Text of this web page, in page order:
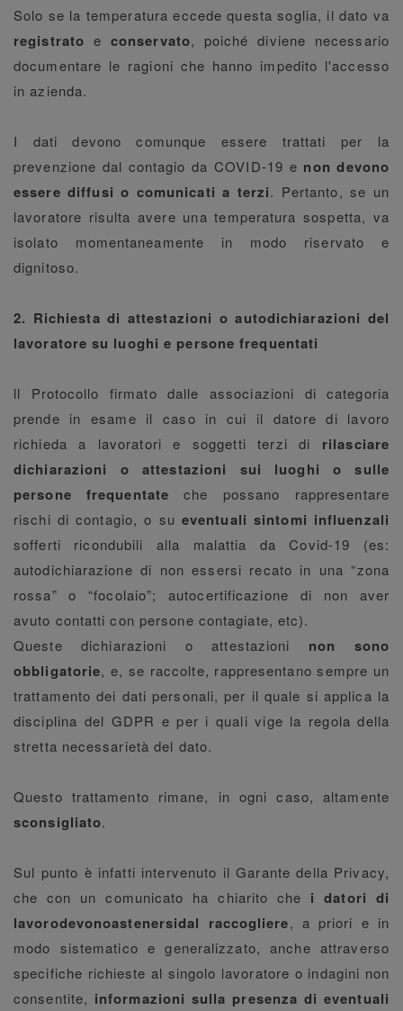
Solo se la temperatura eccede questa soglia, il dato va
registrato e conservato, poiché diviene necessario
documentare le ragioni che hanno impedito l'accesso
in azienda.
I dati devono comunque essere trattati per la
prevenzione dal contagio da COVID-19 e non devono
essere diffusi o comunicati a terzi. Pertanto, se un
lavoratore risulta avere una temperatura sospetta, va
isolato momentaneamente in modo riservato e
dignitoso.
2. Richiesta di attestazioni o autodichiarazioni del
lavoratore su luoghi e persone frequentati
ll Protocollo firmato dalle associazioni di categoria
prende in esame il caso in cui il datore di lavoro
richieda a lavoratori e soggetti terzi di rilasciare
dichiarazioni o attestazioni sui luoghi o sulle
persone frequentateche possano rappresentare
rischi di contagio, o su eventuali sintomi influenzali
sofferti ricondubili alla malattia da Covid-19 (es:
autodichiarazione di non essersi recato in una “zona
rossa” o “focolaio”; autocertificazione di non aver
avuto contatti con persone contagiate, etc).
Queste dichiarazioni o attestazioni non sono
obbligatorie, e, se raccolte, rappresentano sempre un
trattamento dei dati personali, per il quale si applica la
disciplina del GDPR e per i quali vige la regola della
stretta necessarietà del dato.
Questo trattamento rimane, in ogni caso, altamente
sconsigliato.
Sul punto è infatti intervenuto il Garante della Privacy,
che con un comunicato ha chiarito che i datori di
lavorodevonoastenersidal raccogliere, a priori e in
modo sistematico e generalizzato, anche attraverso
specifiche richieste al singolo lavoratore o indagini non
consentite, informazioni sulla presenza di eventuali